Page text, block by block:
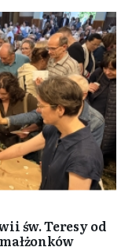
św. Teresy od